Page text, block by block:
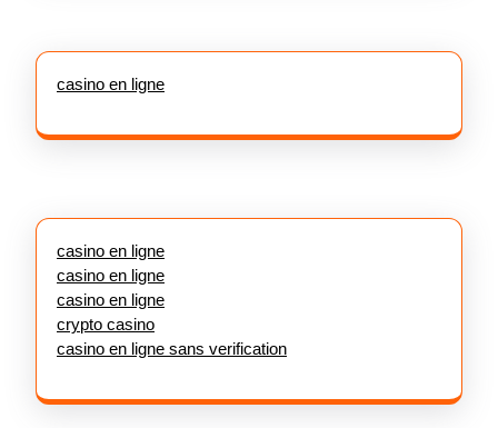
casino en ligne
casino en ligne
casino en ligne
casino en ligne
crypto casino
casino en ligne sans verification